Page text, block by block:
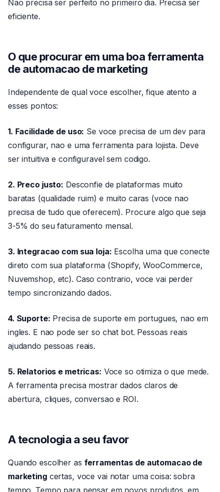
Nao precisa ser perfeito no primeiro dia. Precisa ser
eficiente.
O que procurar em uma boa ferramenta
de automacao de marketing
Independente de qual voce escolher, fique atento a
esses pontos:
1. Facilidade de uso: Se voce precisa de um dev para
configurar, nao e uma ferramenta para lojista. Deve
ser intuitiva e configuravel sem codigo.
2. Preco justo: Desconfie de plataformas muito
baratas (qualidade ruim) e muito caras (voce nao
precisa de tudo que oferecem). Procure algo que seja
3-5% do seu faturamento mensal.
3. Integracao com sua loja: Escolha uma que conecte
direto com sua plataforma (Shopify, WooCommerce,
Nuvemshop, etc). Caso contrario, voce vai perder
tempo sincronizando dados.
4. Suporte: Precisa de suporte em portugues, nao em
ingles. E nao pode ser so chat bot. Pessoas reais
ajudando pessoas reais.
5. Relatorios e metricas: Voce so otimiza o que mede.
A ferramenta precisa mostrar dados claros de
abertura, cliques, conversao e ROI.
A tecnologia a seu favor
Quando escolher as ferramentas de automacao de
marketingcertas, voce vai notar uma coisa: sobra
tempo. Tempo para pensar em novos produtos, em